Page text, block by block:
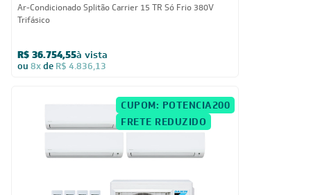
Ar-Condicionado Splitão Carrier 15 TR Só Frio 380V
Trifásico
R$ 36.754,55à vista
ou 8xde R$ 4.836,13
CUPOM: POTENCIA200
FRETE REDUZIDO